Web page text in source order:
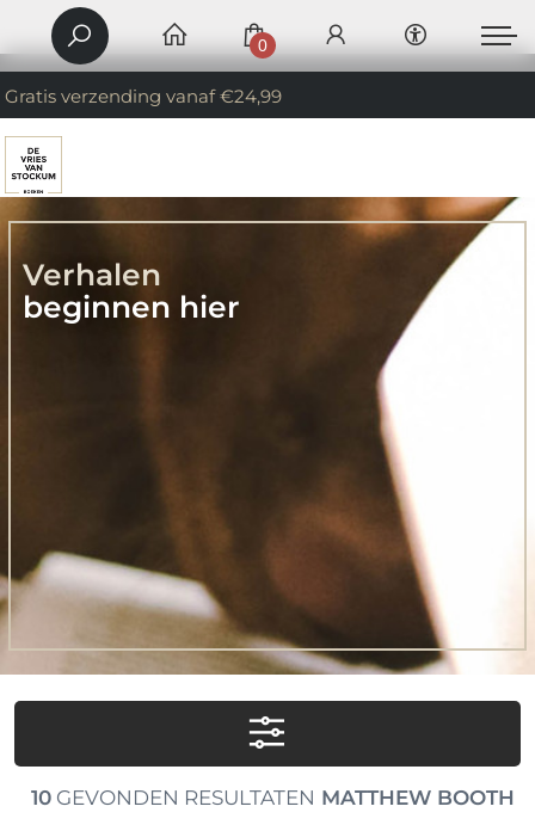
Gratis verzending vanaf €24,99
0
Verhalen
beginnen hier
10GEVONDEN RESULTATEN MATTHEW BOOTH